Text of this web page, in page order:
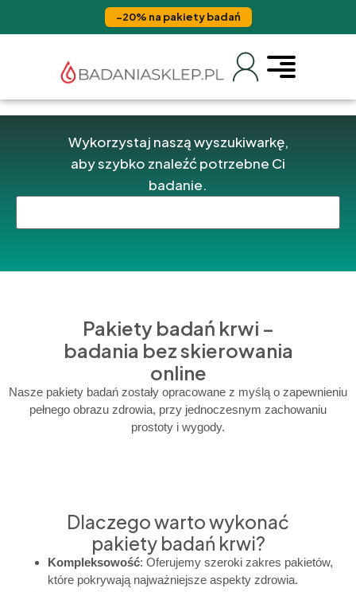
−20% na pakiety badań
Wykorzystaj naszą wyszukiwarkę,
aby szybko znaleźć potrzebne Ci
badanie.
Pakiety badań krwi –
badania bez skierowania
online
Nasze pakiety badań zostały opracowane z myślą o zapewnieniu
pełnego obrazu zdrowia, przy jednoczesnym zachowaniu
prostoty i wygody.
Dlaczego warto wykonać
pakiety badań krwi?
Kompleksowość: Oferujemy szeroki zakres pakietów,
które pokrywają najważniejsze aspekty zdrowia.